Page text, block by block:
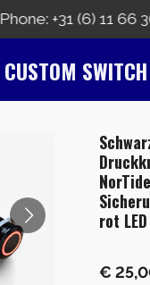
CUSTOM
Phone: +31 (6) 11 66
rot LED
€